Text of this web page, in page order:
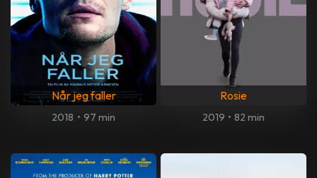
Når jeg faller
2018 • 97 min
Rosie
2019 • 82 min